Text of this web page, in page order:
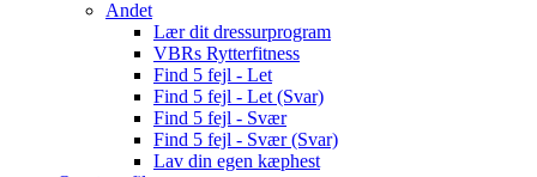
Andet
Lær dit dressurprogram
VBRs Rytterfitness
Find 5 fejl - Let
Find 5 fejl - Let (Svar)
Find 5 fejl - Svær
Find 5 fejl - Svær (Svar)
Lav din egen kæphest